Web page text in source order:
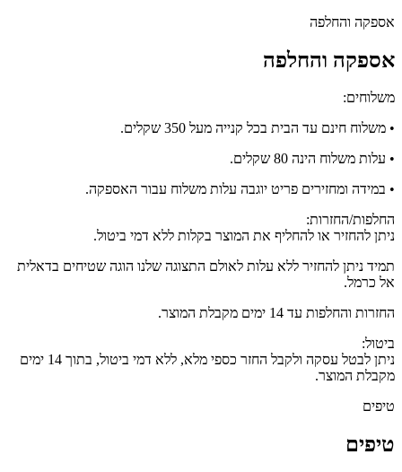
אספקה והחלפה
אספקה והחלפה
משלוחים:
• משלוח חינם עד הבית בכל קנייה מעל 350 שקלים.
• עלות משלוח הינה 80 שקלים.
• במידה ומחזירים פריט יוגבה עלות משלוח עבור האספקה.
החלפות/החזרות:
ניתן להחזיר או להחליף את המוצר בקלות ללא דמי ביטול.
תמיד ניתן להחזיר ללא עלות לאולם התצוגה שלנו הוגה שטיחים בדאלית
אל כרמל.
החזרות והחלפות עד 14 ימים מקבלת המוצר.
ביטול:
ניתן לבטל עסקה ולקבל החזר כספי מלא, ללא דמי ביטול, בתוך 14 ימים
מקבלת המוצר.
טיפים
טיפים